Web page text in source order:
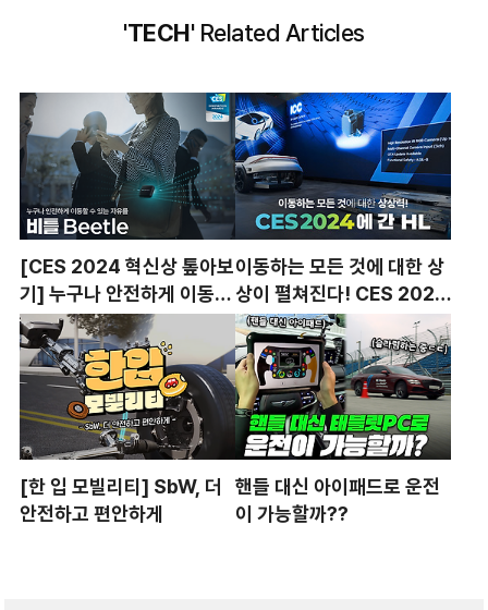
'TECH'Related Articles
[CES 2024 혁신상 톺아보
기] 누구나 안전하게 이동할
수 있는 자유! 내 손 안의 레
이더 ‘비틀(Beetle)’
이동하는 모든 것에 대한 상
상이 펼쳐진다! CES 2024
에 간 HL그룹
[한 입 모빌리티] SbW, 더
안전하고 편안하게
핸들 대신 아이패드로 운전
이 가능할까??